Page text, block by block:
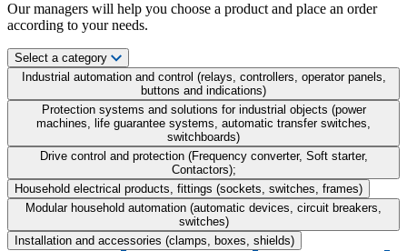
Our managers will help you choose a product and place an order
according to your needs.
Select a category
Industrial automation and control (relays, controllers, operator panels,
buttons and indications)
Protection systems and solutions for industrial objects (power
machines, life guarantee systems, automatic transfer switches,
switchboards)
Drive control and protection (Frequency converter, Soft starter,
Contactors);
Household electrical products, fittings (sockets, switches, frames)
Modular household automation (automatic devices, circuit breakers,
switches)
Installation and accessories (clamps, boxes, shields)